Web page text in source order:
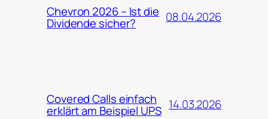
Chevron 2026 – Ist die
Dividende sicher? 08.04.2026
Covered Calls einfach
erklärt am Beispiel UPS 14.03.2026